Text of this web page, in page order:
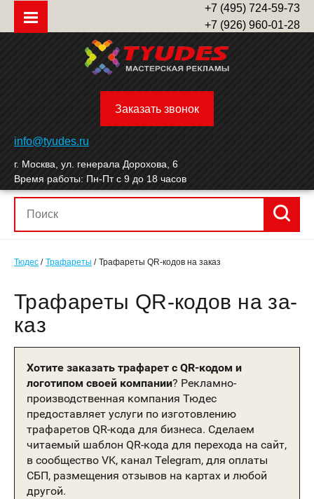
+7 (495) 724-59-73
+7 (926) 960-01-28
Заказать звонок
info@tyudes.ru
г. Москва, ул. генерала Дорохова, 6
Время работы: Пн-Пт с 9 до 18 часов
Тюдес Трафареты Трафареты QR-кодов на заказ
Тра­фаре­ты QR-ко­дов на за­
каз
Хотите заказать трафарет с QR-кодом и
логотипом своей компании? Рекламно-
производственная компания Тюдес
предоставляет услуги по изготовлению
трафаретов QR-кода для бизнеса. Сделаем
читаемый шаблон QR-кода для перехода на сайт,
в сообщество VK, канал Telegram, для оплаты
СБП, размещения отзывов на картах и любой
другой.